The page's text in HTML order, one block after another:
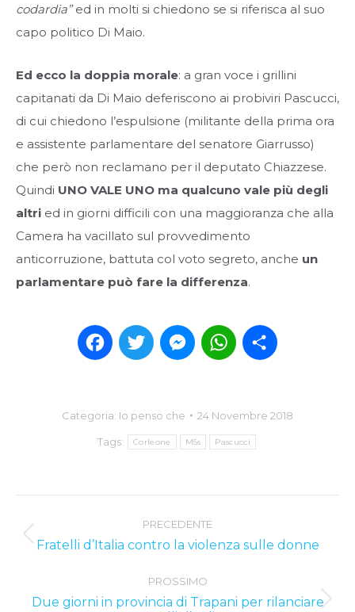
codardia”ed in molti si chiedono se si riferisca al suo
capo politico Di Maio.
Ed ecco la doppia morale: a gran voce i grillini
capitanati da Di Maio deferiscono ai probiviri Pascucci,
di cui chiedono l’espulsione (militante della prima ora
e assistente parlamentare del senatore Giarrusso)
che però non reclamano per il deputato Chiazzese.
Quindi UNO VALE UNO ma qualcuno vale più degli
altri ed in giorni difficili con una maggioranza che alla
Camera ha vacillato sul provvedimento
anticorruzione, battuta col voto segreto, anche un
parlamentare può fare la differenza.
FacebookTwitter MessengerWhatsApp
Categoria: Io penso che 24 Novembre 2018
Tags: Corleone M5s Pascucci
navigation
PRECEDENTE
Previous
Fratelli d’Italia contro la violenza sulle donne
PROSSIMO
Next
Due giorni in provincia di Trapani per rilanciare